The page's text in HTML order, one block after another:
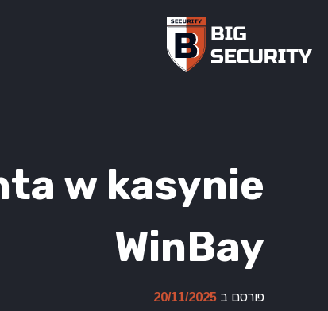
content
w kasynie
WinBay
פורסם ב 20/11/2025